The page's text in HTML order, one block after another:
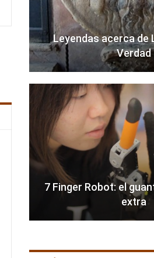
Leyendas acerca de
Verdad
7 Finger Robot: el
extra